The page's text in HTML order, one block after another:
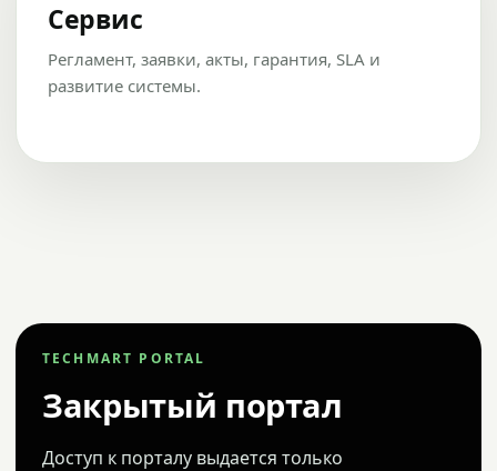
Сервис
Регламент, заявки, акты, гарантия, SLA и
развитие системы.
TECHMART PORTAL
Закрытый портал
Доступ к порталу выдается только